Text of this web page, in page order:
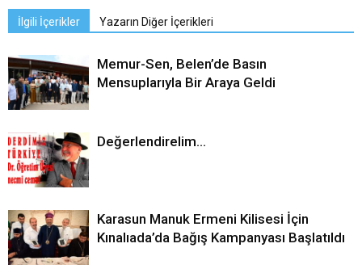
İlgili İçerikler Yazarın Diğer İçerikleri
Memur-Sen, Belen’de Basın
Mensuplarıyla Bir Araya Geldi
Değerlendirelim…
Karasun Manuk Ermeni Kilisesi İçin
Kınalıada’da Bağış Kampanyası Başlatıldı